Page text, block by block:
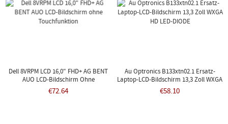
Dell 8VRPM LCD 16,0" FHD+ AG BENT
AUO LCD-Bildschirm Ohne
Touchfunktion
€72.64
Au Optronics B133xtn02.1 Ersatz-
Laptop-LCD-Bildschirm 13,3 Zoll WXGA
HD LED-DIODE
€58.10